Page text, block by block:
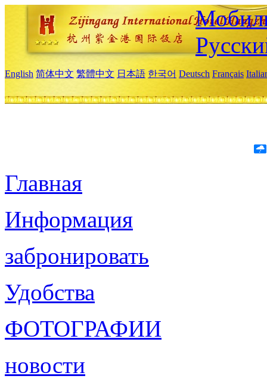
English 简体中文 繁體中文 日本語 한국어 Deutsch Français
Главная
Информация
забронировать
Удобства
ФОТОГРАФИИ
новости